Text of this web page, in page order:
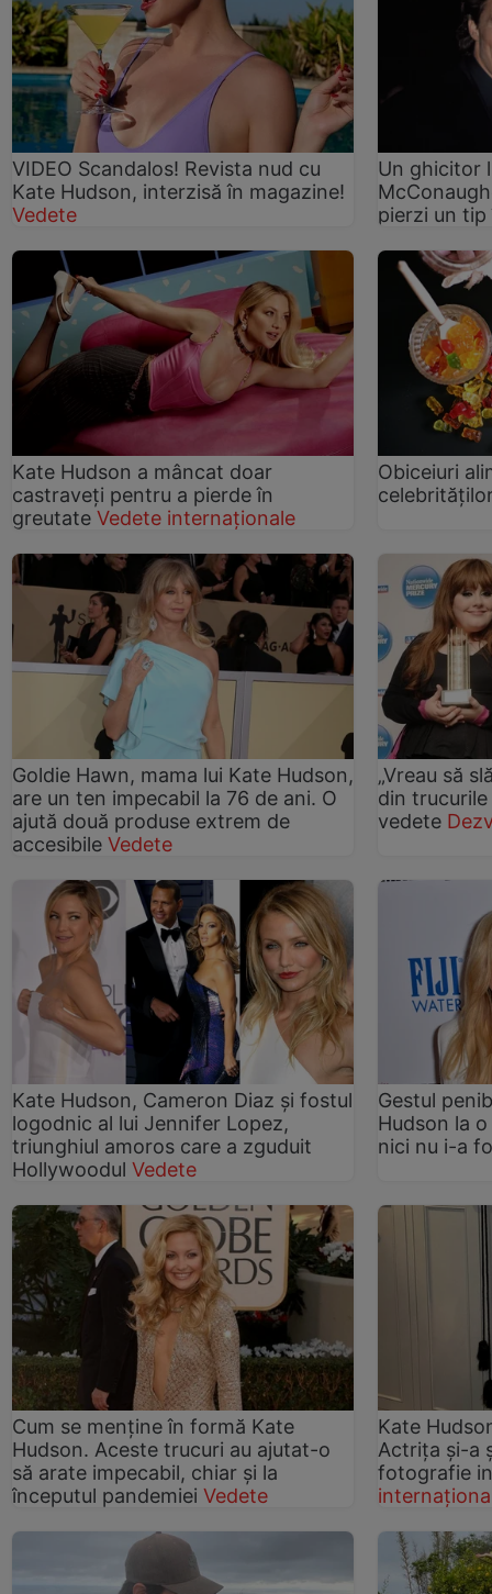
VIDEO Scandalos! Revista nud cu
Kate Hudson, interzisă în magazine!
Vedete
Un ghicitor
pierzi un tip
Kate Hudson a mâncat doar
castraveți pentru a pierde în
greutate Vedete internaționale
Obiceiuri
Goldie Hawn, mama lui Kate Hudson,
are un ten impecabil la 76 de ani. O
ajută două produse extrem de
accesibile Vedete
„Vreau să
din
vedete
Kate Hudson, Cameron Diaz şi fostul
logodnic al lui Jennifer Lopez,
triunghiul amoros care a zguduit
Hollywoodul Vedete
Gestul
Hudson la
nici nu i-a
Cum se menţine în formă Kate
Hudson. Aceste trucuri au ajutat-o
să arate impecabil, chiar şi la
începutul pandemiei Vedete
Kate
Actrița și-a
fotografie